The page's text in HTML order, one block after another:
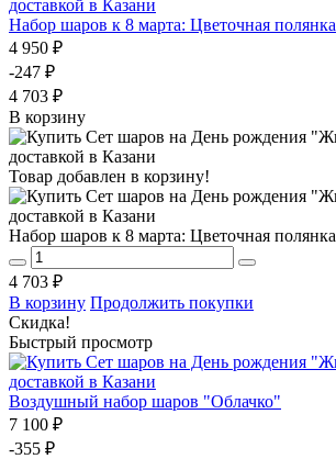
Набор шаров к 8 марта: Цветочная полянка
4 950 ₽
-247 ₽
4 703 ₽
В корзину
Товар добавлен в корзину!
Набор шаров к 8 марта: Цветочная полянка
4 703 ₽
В корзину Продолжить покупки
Скидка!
Быстрый просмотр
Воздушный набор шаров "Облачко"
7 100 ₽
-355 ₽